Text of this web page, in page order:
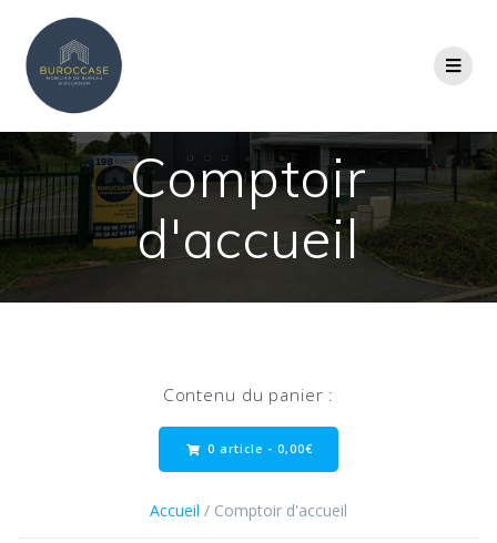
Comptoir
d'accueil
Contenu du panier :
0 article - 0,00€
Accueil / Comptoir d'accueil